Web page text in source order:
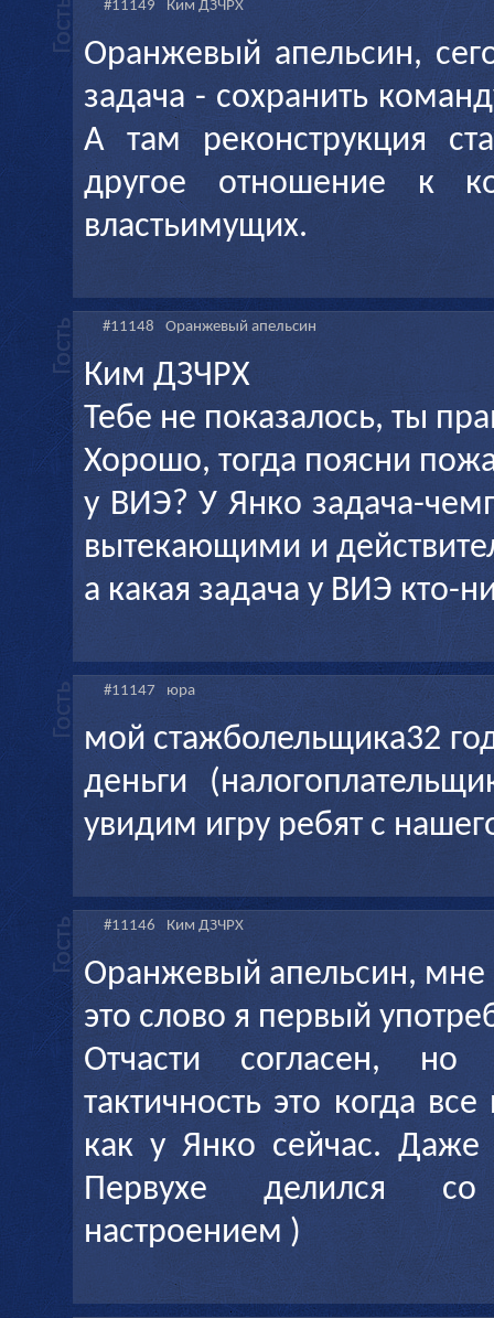
#11149 Ким ДЗЧРХ
Оранжевый апельсин,
задача - сохранить
А там реконструкция
другое отношение к
властьимущих.
#11148 Оранжевый апельсин
Ким ДЗЧРХ
Тебе не показалось, ты
Хорошо, тогда поясни
у ВИЭ? У Янко задача-
вытекающими и
а какая задача у ВИЭ кто-
#11147 юра
мой стажболельщика32
деньги
увидим игру ребят с
#11146 Ким ДЗЧРХ
Оранжевый апельсин, мне
это слово я первый
Отчасти согласен, но
тактичность это когда
как у Янко сейчас. Даже
Первухе делился
настроением )